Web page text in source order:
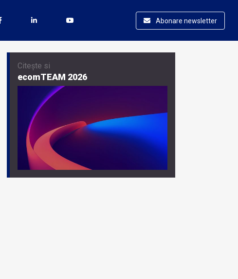
Abonare newsletter
Citește si
ecomTEAM 2026